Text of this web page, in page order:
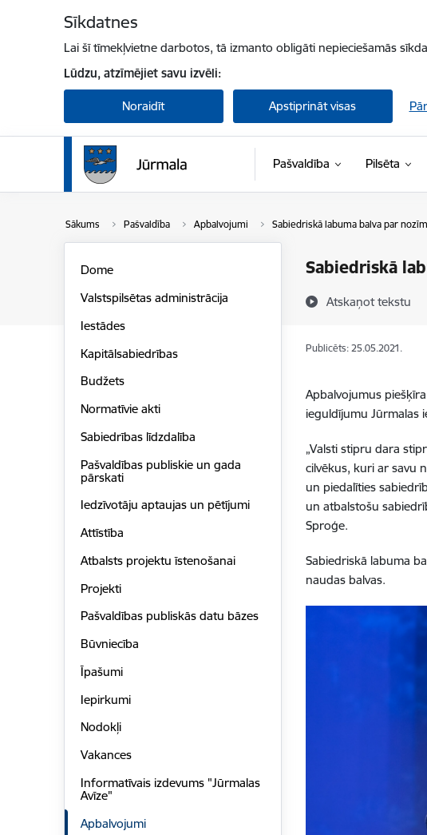
Sīkdatnes
Lai šī tīmekļvietne darbotos, tā izmanto obligāti nepieciešamās
Lūdzu, atzīmējiet savu izvēli:
Noraidīt Apstiprināt visas
Pašvaldība Pilsēta
Sākums Pašvaldība Apbalvojumi Sabiedriskā labuma balva par
Sabiedriskā
Atskaņot tekstu
Dome
Valstspilsētas administrācija
Iestādes
Kapitālsabiedrības
Budžets
Normatīvie akti
Sabiedrības līdzdalība
Pašvaldības publiskie un gada
pārskati
Iedzīvotāju aptaujas un pētījumi
Attīstība
Atbalsts projektu īstenošanai
Projekti
Pašvaldības publiskās datu bāzes
Būvniecība
Īpašumi
Iepirkumi
Nodokļi
Vakances
Informatīvais izdevums "Jūrmalas
Avīze"
Apbalvojumi
Publicēts: 25.05.2021.
Apbalvojumus
ieguldījumu Jūrmalas
„Valsti stipru dara
cilvēkus, kuri ar savu
un piedalīties
un atbalstošu
Sproģe.
Sabiedriskā labuma
naudas balvas.